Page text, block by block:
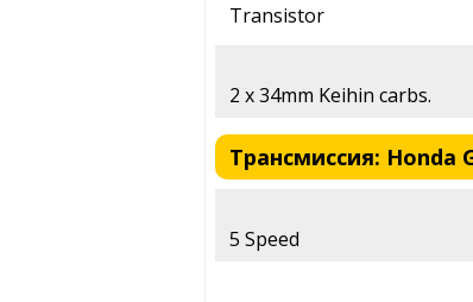
Transistor
2 x 34mm Keihin carbs.
Трансмиссия: Honda
5 Speed